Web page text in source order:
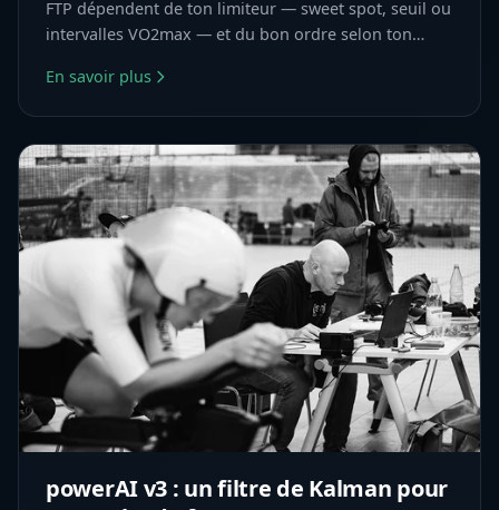
FTP dépendent de ton limiteur — sweet spot, seuil ou
intervalles VO2max — et du bon ordre selon ton
En savoir plus
powerAI v3 : un filtre de Kalman pour